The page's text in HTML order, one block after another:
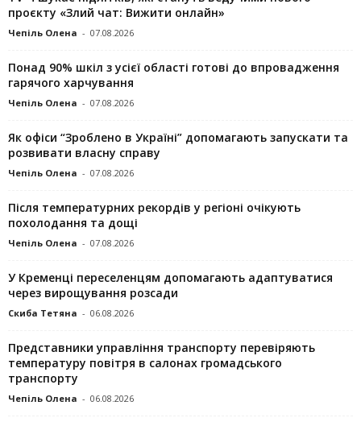
проєкту «Злий чат: Вижити онлайн»
Чепіль Олена - 07.08.2026
Понад 90% шкіл з усієї області готові до впровадження
гарячого харчування
Чепіль Олена - 07.08.2026
Як офіси “Зроблено в Україні” допомагають запускaти та
розвивати власну справу
Чепіль Олена - 07.08.2026
Після температурних рекордів у регіоні очікують
похолодання та дощі
Чепіль Олена - 07.08.2026
У Кременці переселенцям допомагають адаптуватися
через вирощування розсади
Скиба Тетяна - 06.08.2026
Представники управління транспорту перевіряють
температуру повітря в салонах громадського
транспорту
Чепіль Олена - 06.08.2026